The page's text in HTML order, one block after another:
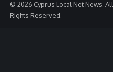
© 2026 Cyprus Local Net News. All
Rights Reserved.